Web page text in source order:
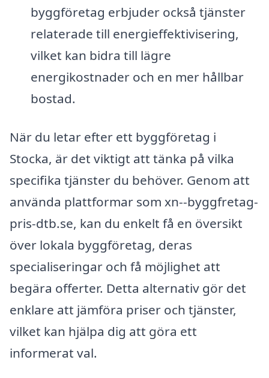
byggföretag erbjuder också tjänster
relaterade till energieffektivisering,
vilket kan bidra till lägre
energikostnader och en mer hållbar
bostad.
När du letar efter ett byggföretag i
Stocka, är det viktigt att tänka på vilka
specifika tjänster du behöver. Genom att
använda plattformar som xn--byggfretag-
pris-dtb.se, kan du enkelt få en översikt
över lokala byggföretag, deras
specialiseringar och få möjlighet att
begära offerter. Detta alternativ gör det
enklare att jämföra priser och tjänster,
vilket kan hjälpa dig att göra ett
informerat val.